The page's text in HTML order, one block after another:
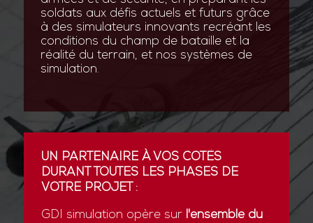
soldats aux défis actuels et futurs grâce
à des simulateurs innovants recréant les
conditions du champ de bataille et la
réalité du terrain, et nos systèmes de
simulation.
UN PARTENAIRE À VOS CÔTÉS
DURANT TOUTES LES PHASES DE
VOTRE PROJET :
GDI simulation opère sur l'ensemble du